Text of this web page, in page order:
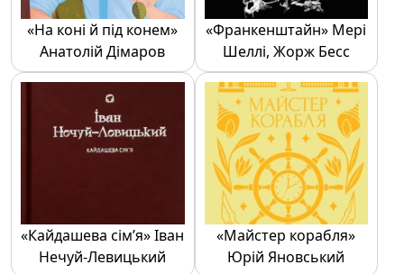
«На коні й під конем»
Анатолій Дімаров
«Франкенштайн» Мері
Шеллі, Жорж Бесс
«Кайдашева сім’я» Іван
Нечуй-Левицький
«Майстер корабля»
Юрій Яновський